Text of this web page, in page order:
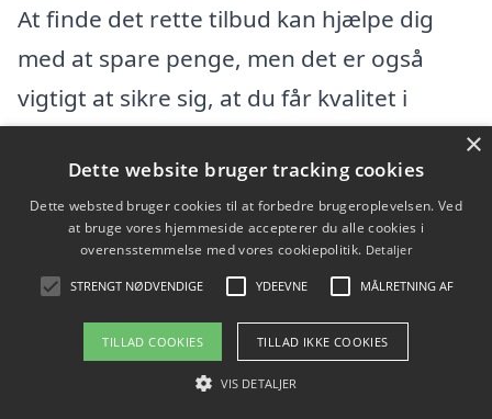
At finde det rette tilbud kan hjælpe dig
med at spare penge, men det er også
vigtigt at sikre sig, at du får kvalitet i
arbejdet. Sørg for at vælge et firma, der
har erfaring og gode anmeldelser, så du
får den bedste tagdækning i Tranebjerg til
en fair pris.
Få 3 tilbud, gratis og uforpligtende
×
Dette website bruger tracking cookies
Dette websted bruger cookies til at forbedre brugeroplevelsen. Ved
at bruge vores hjemmeside accepterer du alle cookies i
overensstemmelse med vores cookiepolitik. Detaljer
STRENGT NØDVENDIGE YDEEVNE MÅLRETNING AF
TILLAD COOKIES TILLAD IKKE COOKIES
VIS DETALJER